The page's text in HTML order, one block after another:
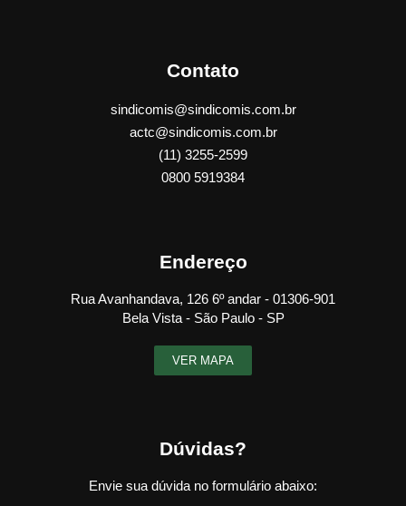
Contato
sindicomis@sindicomis.com.br
actc@sindicomis.com.br
(11) 3255-2599
0800 5919384
Endereço
Rua Avanhandava, 126 6º andar - 01306-901
Bela Vista - São Paulo - SP
VER MAPA
Dúvidas?
Envie sua dúvida no formulário abaixo: